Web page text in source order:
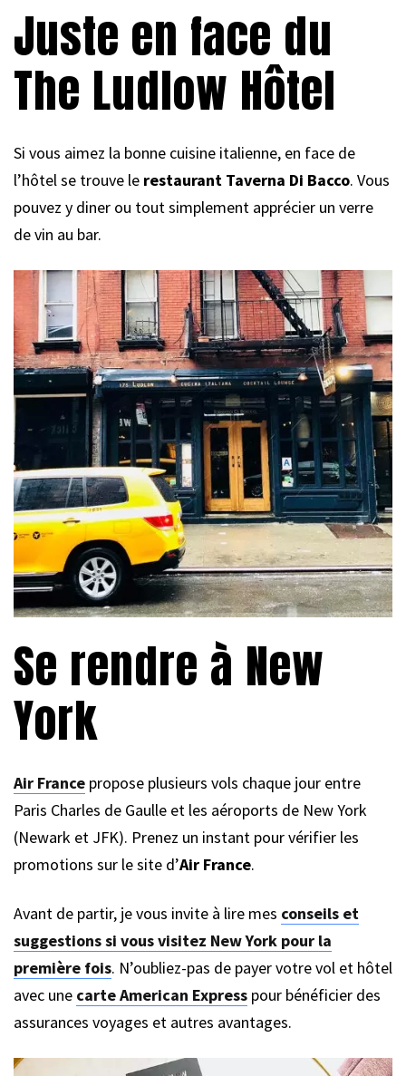
Juste en face du
The Ludlow Hôtel
Si vous aimez la bonne cuisine italienne, en face de
l’hôtel se trouve le restaurant Taverna Di Bacco. Vous
pouvez y diner ou tout simplement apprécier un verre
de vin au bar.
Se rendre à New
York
Air France propose plusieurs vols chaque jour entre
Paris Charles de Gaulle et les aéroports de New York
(Newark et JFK). Prenez un instant pour vérifier les
promotions sur le site d’Air France.
Avant de partir, je vous invite à lire mes conseils et
suggestions si vous visitez New York pour la
première fois. N’oubliez-pas de payer votre vol et hôtel
avec une carte American Express pour bénéficier des
assurances voyages et autres avantages.